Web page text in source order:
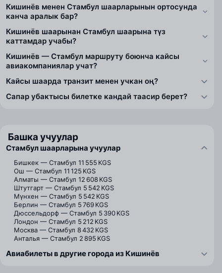
Кишинёв менен Стамбул шаарларынын ортосунда
канча аралык бар?
Кишинёв шаарынан Стамбул шаарына түз
каттамдар учабы?
Кишинёв — Стамбул маршруту боюнча кайсы
авиакомпаниялар учат?
Кайсы шаарда транзит менен учкан оң?
Сапар убактысы билетке кандай таасир берет?
Башка учуулар
Стамбул шаарларына учуулар
Бишкек — Стамбул 11 555 KGS
Ош — Стамбул 11 125 KGS
Алматы — Стамбул 12 608 KGS
Штутгарт — Стамбул 5 542 KGS
Мүнхен — Стамбул 5 542 KGS
Берлин — Стамбул 5 769 KGS
Дюссельдорф — Стамбул 5 390 KGS
Лондон — Стамбул 5 212 KGS
Москва — Стамбул 8 432 KGS
Анталья — Стамбул 2 895 KGS
Авиабилеты в другие города из Кишинёв